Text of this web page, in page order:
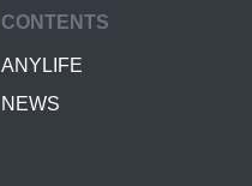
CONTENTS
ANYLIFE
NEWS